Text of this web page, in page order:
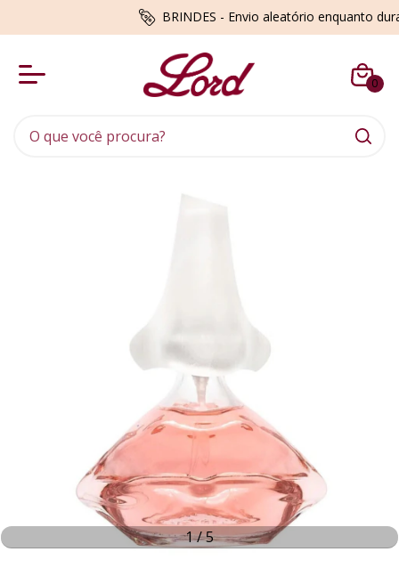
BRINDES - Envio aleatório enquanto
0
1/5